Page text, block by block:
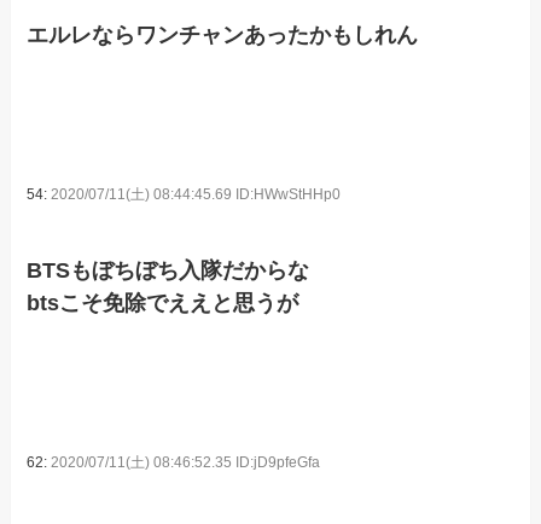
エルレならワンチャンあったかもしれん
54:2020/07/11(土) 08:44:45.69 ID:HWwStHHp0
BTSもぼちぼち入隊だからな
btsこそ免除でええと思うが
62:2020/07/11(土) 08:46:52.35 ID:jD9pfeGfa